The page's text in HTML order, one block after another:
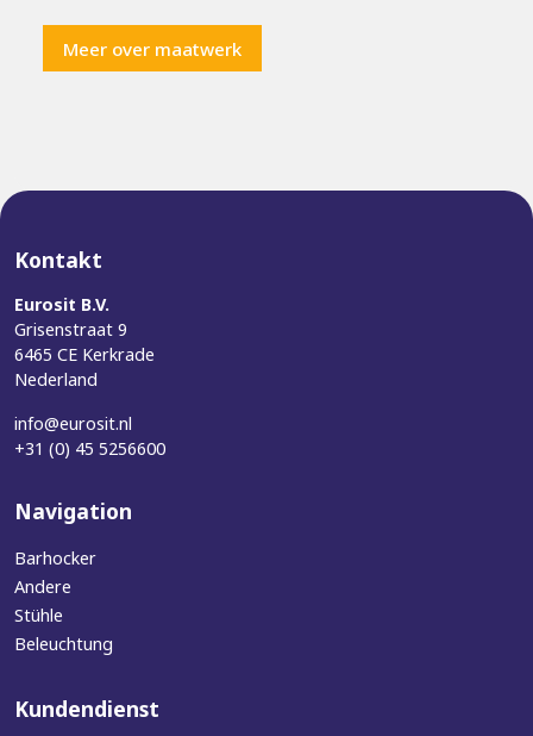
Meer over maatwerk
Kontakt
Eurosit B.V.
Grisenstraat 9
6465 CE Kerkrade
Nederland
info@eurosit.nl
+31 (0) 45 5256600
Navigation
Barhocker
Andere
Stühle
Beleuchtung
Kundendienst